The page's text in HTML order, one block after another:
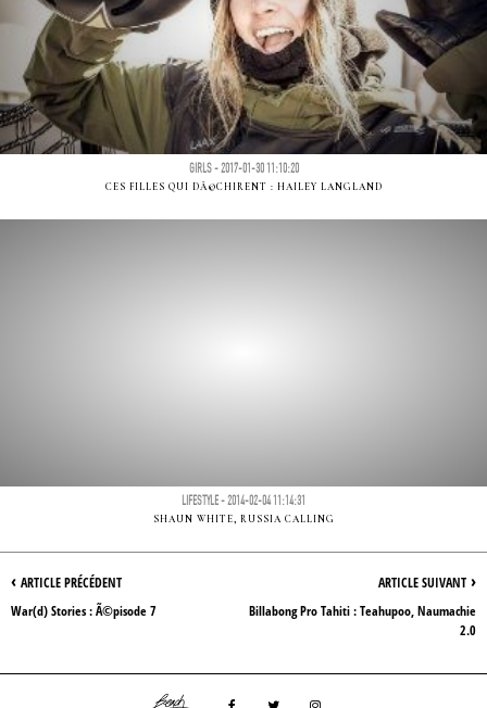
GIRLS - 2017-01-30 11:10:20
CES FILLES QUI DÃ©CHIRENT : HAILEY LANGLAND
LIFESTYLE - 2014-02-04 11:14:31
SHAUN WHITE, RUSSIA CALLING
ARTICLE SUIVANT ›
Billabong Pro Tahiti : Teahupoo, Naumachie
2.0
‹ ARTICLE PRÉCÉDENT
War(d) Stories : Ã©pisode 7